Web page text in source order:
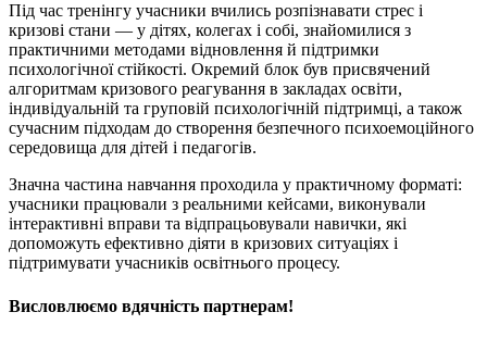
Під час тренінгу учасники вчились розпізнавати стрес і
кризові стани — у дітях, колегах і собі, знайомилися з
практичними методами відновлення й підтримки
психологічної стійкості. Окремий блок був присвячений
алгоритмам кризового реагування в закладах освіти,
індивідуальній та груповій психологічній підтримці, а також
сучасним підходам до створення безпечного психоемоційного
середовища для дітей і педагогів.
Значна частина навчання проходила у практичному форматі:
учасники працювали з реальними кейсами, виконували
інтерактивні вправи та відпрацьовували навички, які
допоможуть ефективно діяти в кризових ситуаціях і
підтримувати учасників освітнього процесу.
Висловлюємо вдячність партнерам!